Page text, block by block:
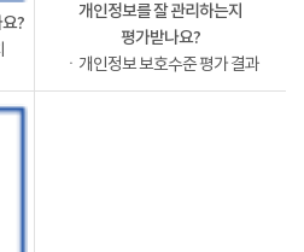
?
개인정보를 잘 관리하는지
평가받나요?
ㆍ개인정보 보호수준 평가 결과